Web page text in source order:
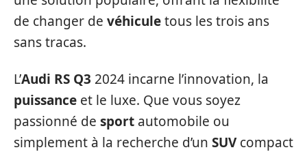
de changer de véhiculetous les trois ans
sans tracas.
L’Audi RS Q3 2024 incarne l’innovation, la
puissance et le luxe. Que vous soyez
passionné de sport automobile ou
simplement à la recherche d’un SUVcompact